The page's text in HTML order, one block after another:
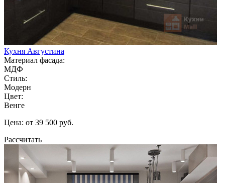
Кухня Августина
Материал фасада:
МДФ
Стиль:
Модерн
Цвет:
Венге
Цена: от 39 500 руб.
Рассчитать